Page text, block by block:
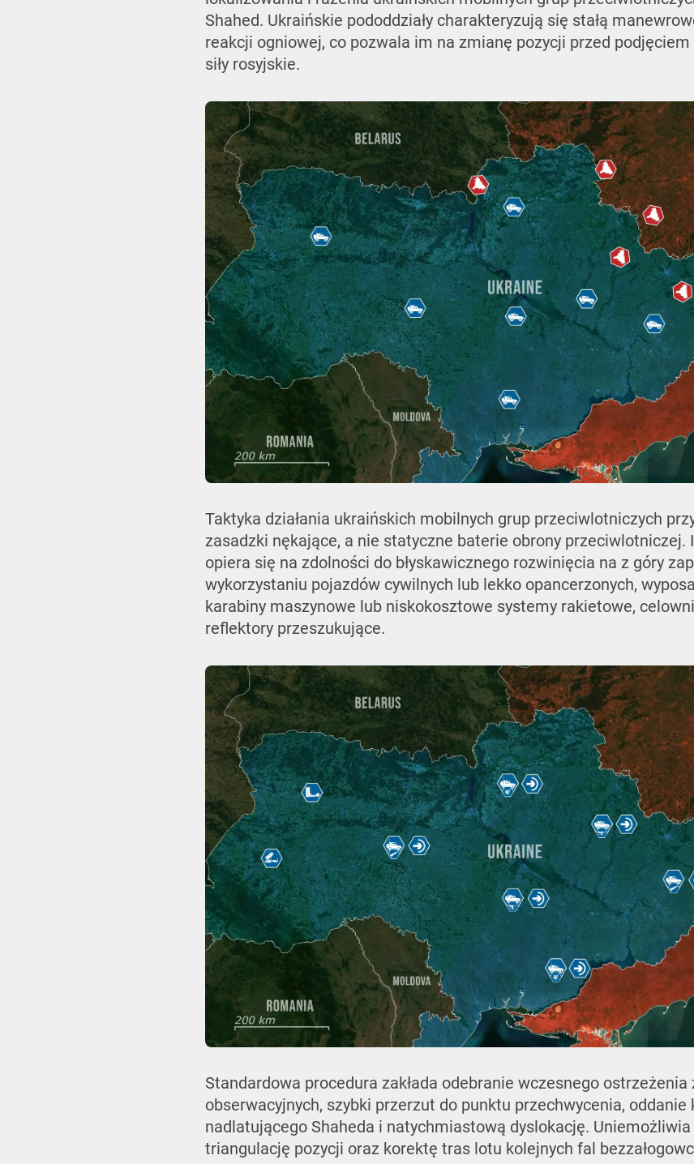
Shahed. Ukraińskie pododdziały charakteryzują się stałą
reakcji ogniowej, co pozwala im na zmianę pozycji przed podjęciem
siły rosyjskie.
Taktyka działania ukraińskich mobilnych grup przeciwlotniczych
zasadzki nękające, a nie statyczne baterie obrony przeciwlotniczej.
opiera się na zdolności do błyskawicznego rozwinięcia na z góry
wykorzystaniu pojazdów cywilnych lub lekko opancerzonych,
karabiny maszynowe lub niskokosztowe systemy rakietowe,
reflektory przeszukujące.
Standardowa procedura zakłada odebranie wczesnego
obserwacyjnych, szybki przerzut do punktu przechwycenia,
nadlatującego Shaheda i natychmiastową dyslokację.
triangulację pozycji oraz korektę tras lotu kolejnych fal